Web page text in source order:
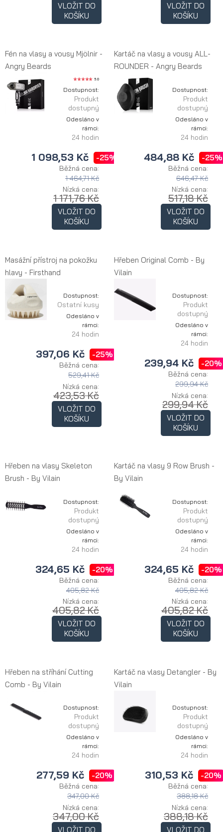
VLOŽIT DO
KOŠÍKU
VLOŽIT DO
KOŠÍKU
Fén na vlasy a vousy Mjölnir -
Angry Beards
5.0
Dostupnost:
Produkt
dostupný
Odesláno v
rámci:
24 hodin
1 098,53 Kč -25%
Běžná cena:
1 464,71 Kč
Nízká cena:
1 171,76 Kč
VLOŽIT DO
KOŠÍKU
Kartáč na vlasy a vousy ALL-
ROUNDER - Angry Beards
Dostupnost:
Produkt
dostupný
Odesláno v
rámci:
24 hodin
484,88 Kč -25%
Běžná cena:
646,47 Kč
Nízká cena:
517,18 Kč
VLOŽIT DO
KOŠÍKU
Masážní přístroj na pokožku
hlavy - Firsthand
Dostupnost:
Ostatní kusy
Odesláno v
rámci:
24 hodin
397,06 Kč -25%
Běžná cena:
529,41 Kč
Nízká cena:
423,53 Kč
VLOŽIT DO
KOŠÍKU
Hřeben Original Comb - By
Vilain
Dostupnost:
Produkt
dostupný
Odesláno v
rámci:
24 hodin
239,94 Kč -20%
Běžná cena:
299,94 Kč
Nízká cena:
299,94 Kč
VLOŽIT DO
KOŠÍKU
Hřeben na vlasy Skeleton
Brush - By Vilain
Dostupnost:
Produkt
dostupný
Odesláno v
rámci:
24 hodin
324,65 Kč -20%
Běžná cena:
405,82 Kč
Nízká cena:
405,82 Kč
VLOŽIT DO
KOŠÍKU
Kartáč na vlasy 9 Row Brush -
By Vilain
Dostupnost:
Produkt
dostupný
Odesláno v
rámci:
24 hodin
324,65 Kč -20%
Běžná cena:
405,82 Kč
Nízká cena:
405,82 Kč
VLOŽIT DO
KOŠÍKU
Hřeben na stříhání Cutting
Comb - By Vilain
Dostupnost:
Produkt
dostupný
Odesláno v
rámci:
24 hodin
277,59 Kč -20%
Běžná cena:
347,00 Kč
Nízká cena:
347,00 Kč
VLOŽIT DO
​Kartáč na vlasy Detangler - By
Vilain
Dostupnost:
Produkt
dostupný
Odesláno v
rámci:
24 hodin
310,53 Kč -20%
Běžná cena:
388,18 Kč
Nízká cena:
388,18 Kč
VLOŽIT DO